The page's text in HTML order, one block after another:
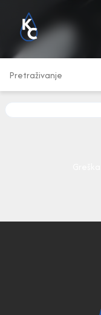
Pogledaj sve